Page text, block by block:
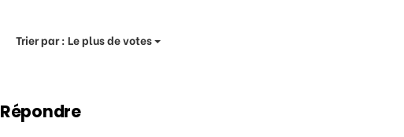
Trier par :Le plus de votes
Répondre